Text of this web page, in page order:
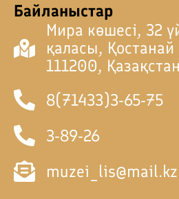
Байланыстар
Мира көшесі, 32
қаласы,
111200,
8(71433)3-65-75
3-89-26
muzei_lis@mail.kz